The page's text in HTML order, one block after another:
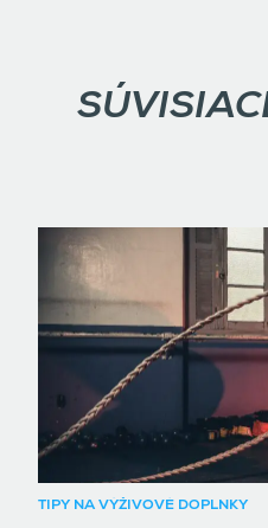
TIPY NA VÝŽIVOVÉ DOPLNKY